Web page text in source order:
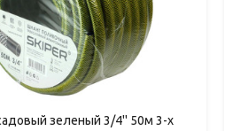
зеленый 3/4'' 50м 3-х